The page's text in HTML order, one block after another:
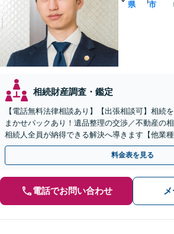
県
市
相続財産調査・鑑定
【電話無料法律相談あり】【出張相談可】相続
まかせパックあり！遺品整理の交渉／不動産の
相続人全員が納得できる解決へ導きます【他業種
夜間対応】【完全個室】
料金表を見る
電話でお問い合わせ